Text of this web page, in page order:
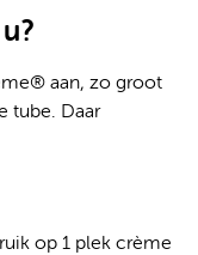
aan, zo groot
tube. Daar
op 1 plek crème